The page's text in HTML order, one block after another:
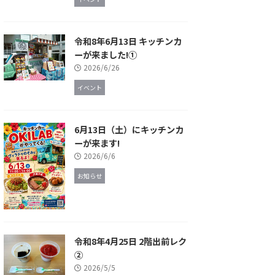
令和8年6月13日 キッチンカ
ーが来ました!①
2026/6/26
イベント
6月13日（土）にキッチンカ
ーが来ます!
2026/6/6
お知らせ
令和8年4月25日 2階出前レク
②
2026/5/5